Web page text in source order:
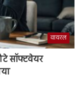
वायरल
सॉफ्टवेयर